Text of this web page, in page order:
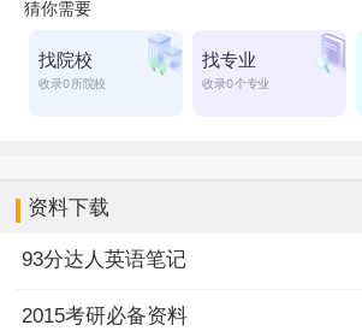
资料下载
93分达人英语笔记
2015考研必备资料